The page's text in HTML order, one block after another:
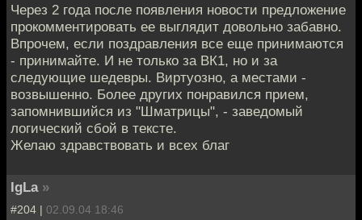
Через 2 года после появления новости предложение
прокомментировать ее выглядит довольно забавно.
Впрочем, если поздравления все еще принимаются
- принимайте. И не только за ВК1, но и за
следующие шедевры. Виртуозно, а местами -
возвышенно. Более других понравился прием,
запомнившийся из "Шматрицы", - заведомый
логический сбой в тексте.
Желаю здравствовать и всех благ
IgLa »
#204 | 02.09.04 18:46